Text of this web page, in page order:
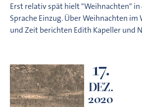
Erst relativ spät hielt "Weihnachten" in
Sprache Einzug. Über Weihnachten im
und Zeit berichten Edith Kapeller und
17.
DEZ.
2020